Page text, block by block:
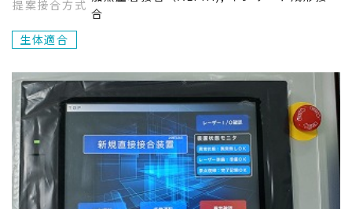
提案接合方式
合
生体適合